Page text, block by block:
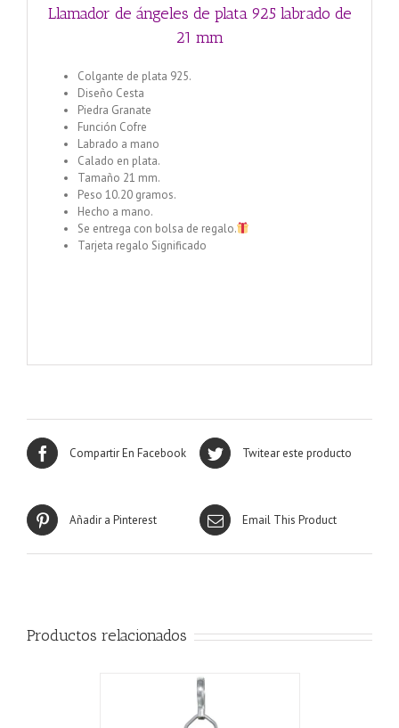
Llamador de ángeles de plata 925 labrado de
21 mm
Colgante de plata 925.
Diseño Cesta
Piedra Granate
Función Cofre
Labrado a mano
Calado en plata.
Tamaño 21 mm.
Peso 10.20 gramos.
Hecho a mano.
Se entrega con bolsa de regalo.
Tarjeta regalo Significado
Compartir En Facebook Twitear este producto
Añadir a Pinterest Email This Product
Productos relacionados